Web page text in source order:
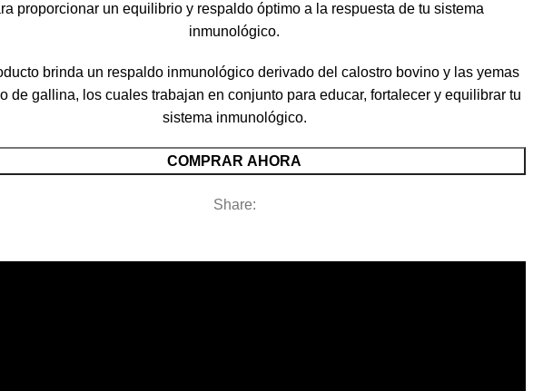
proporcionar un equilibrio y respaldo óptimo a la respuesta de tu sistema
inmunológico.
brinda un respaldo inmunológico derivado del calostro bovino y las yemas
de gallina, los cuales trabajan en conjunto para educar, fortalecer y equilibrar tu
sistema inmunológico.
COMPRAR AHORA
Share: